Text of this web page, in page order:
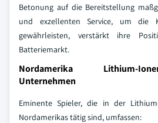
Betonung auf die Bereitstellung
und exzellenten Service, um die
gewährleisten, verstärkt ihre
Batteriemarkt.
Nordamerika Lithium-
Unternehmen
Eminente Spieler, die in der
Nordamerikas tätig sind, umfassen: